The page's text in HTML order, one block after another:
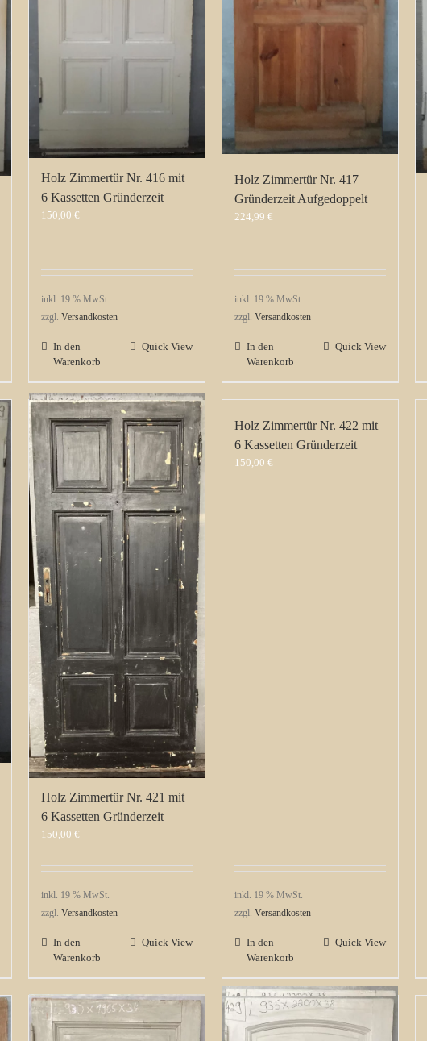
Holz Zimmertür Nr. 416 mit
6 Kassetten Gründerzeit
150,00 €
inkl. 19 % MwSt.
zzgl. Versandkosten
In den
Warenkorb
Quick View
Holz Zimmertür Nr. 417
Gründerzeit Aufgedoppelt
224,99 €
inkl. 19 % MwSt.
zzgl. Versandkosten
In den
Warenkorb
Quick View
Holz Zimmertür Nr. 421 mit
6 Kassetten Gründerzeit
150,00 €
inkl. 19 % MwSt.
zzgl. Versandkosten
In den
Warenkorb
Quick View
Holz Zimmertür Nr. 422 mit
6 Kassetten Gründerzeit
150,00 €
inkl. 19 % MwSt.
zzgl. Versandkosten
In den
Warenkorb
Quick View